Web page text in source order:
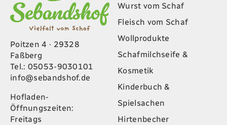
Poitzen 4 · 29328
Faßberg
Tel.: 05053-9030101
info@sebandshof.de
Hofladen-
Öffnungszeiten:
Freitags
Wurst vom Schaf
Fleisch vom Schaf
Wollprodukte
Schafmilchseife &
Kosmetik
Kinderbuch &
Spielsachen
Hirtenbecher